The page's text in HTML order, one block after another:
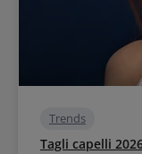
Trends
Tagli capelli